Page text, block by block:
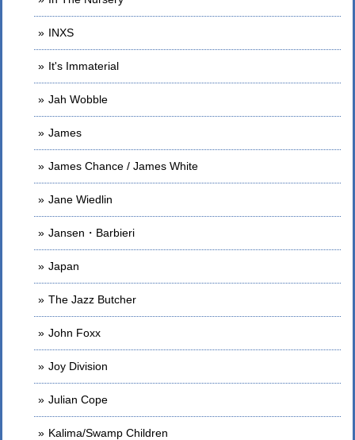
INXS
It's Immaterial
Jah Wobble
James
James Chance / James White
Jane Wiedlin
Jansen・Barbieri
Japan
The Jazz Butcher
John Foxx
Joy Division
Julian Cope
Kalima/Swamp Children